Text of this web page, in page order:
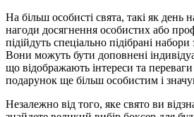
На більш особисті свята, такі як день
нагоди досягнення особистих або
підійдуть спеціально підібрані
Вони можуть бути доповнені
що відображають інтереси та
подарунок ще більш особистим і
Незалежно від того, яке свято ви